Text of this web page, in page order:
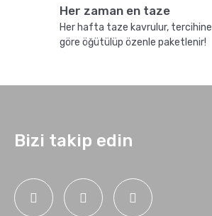
Her zaman en taze
Her hafta taze kavrulur, tercihine
göre öğütülüp özenle paketlenir!
Bizi takip edin